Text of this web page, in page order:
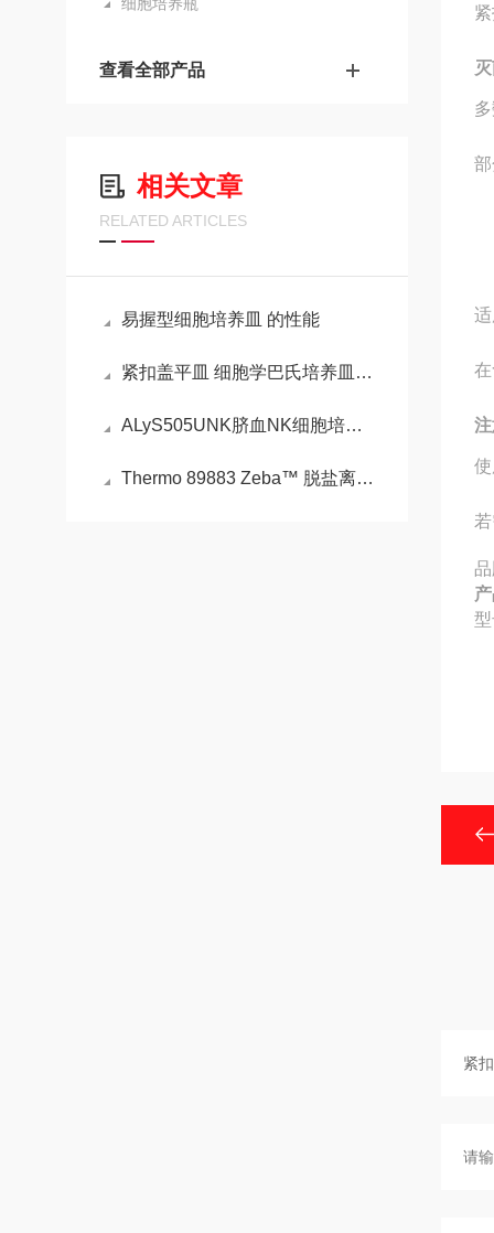
查看全部产品
相关文章
RELATED ARTICLES
易握型细胞培养皿 的性能
紧扣盖平皿 细胞学巴氏培养皿 的性能
ALyS505UNK脐血NK细胞培养试剂盒
Thermo 89883 Zeba™ 脱盐离心柱、板和纯化柱，7K MWCO